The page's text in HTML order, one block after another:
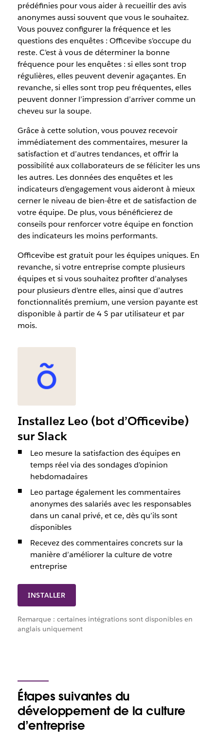
prédéfinies pour vous aider à recueillir des avis
anonymes aussi souvent que vous le souhaitez.
Vous pouvez configurer la fréquence et les
questions des enquêtes : Officevibe s’occupe du
reste. C’est à vous de déterminer la bonne
fréquence pour les enquêtes : si elles sont trop
régulières, elles peuvent devenir agaçantes. En
revanche, si elles sont trop peu fréquentes, elles
peuvent donner l’impression d’arriver comme un
cheveu sur la soupe.
Grâce à cette solution, vous pouvez recevoir
immédiatement des commentaires, mesurer la
satisfaction et d’autres tendances, et offrir la
possibilité aux collaborateurs de se féliciter les uns
les autres. Les données des enquêtes et les
indicateurs d’engagement vous aideront à mieux
cerner le niveau de bien-être et de satisfaction de
votre équipe. De plus, vous bénéficierez de
conseils pour renforcer votre équipe en fonction
des indicateurs les moins performants.
Officevibe est gratuit pour les équipes uniques. En
revanche, si votre entreprise compte plusieurs
équipes et si vous souhaitez profiter d’analyses
pour plusieurs d’entre elles, ainsi que d’autres
fonctionnalités premium, une version payante est
disponible à partir de 4 $ par utilisateur et par
mois.
INSTALLER
Installez Leo (bot d’Officevibe)
sur Slack
Leo mesure la satisfaction des équipes en
temps réel via des sondages d’opinion
hebdomadaires
Leo partage également les commentaires
anonymes des salariés avec les responsables
dans un canal privé, et ce, dès qu’ils sont
disponibles
Recevez des commentaires concrets sur la
manière d’améliorer la culture de votre
entreprise
Remarque : certaines intégrations sont disponibles en
anglais uniquement
Étapes suivantes du
développement de la culture
d’entreprise